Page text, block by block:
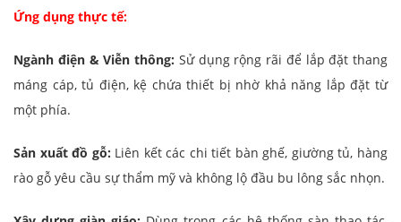
Ứng dụng thực tế:
Ngành điện & Viễn thông: Sử dụng rộng rãi để lắp đặt thang
máng cáp, tủ điện, kệ chứa thiết bị nhờ khả năng lắp đặt từ
một phía.
Sản xuất đồ gỗ: Liên kết các chi tiết bàn ghế, giường tủ, hàng
rào gỗ yêu cầu sự thẩm mỹ và không lộ đầu bu lông sắc nhọn.